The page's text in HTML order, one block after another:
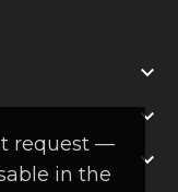
request —
in the


